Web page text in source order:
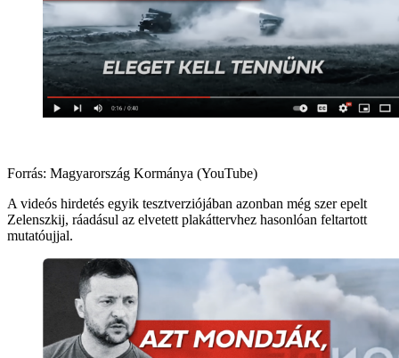
Forrás: Magyarország Kormánya (YouTube)
A videós hirdetés egyik tesztverziójában azonban még szer epelt
Zelenszkij, ráadásul az elvetett plakáttervhez hasonlóan feltartott
mutatóujjal.